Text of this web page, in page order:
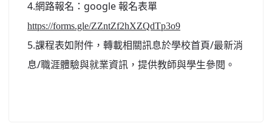
4.網路報名：google 報名表單
https://forms.gle/ZZntZf2hXZQdTp3o9
5.課程表如附件，轉載相關訊息於學校首頁/最新消
息/職涯體驗與就業資訊，提供教師與學生參閱。